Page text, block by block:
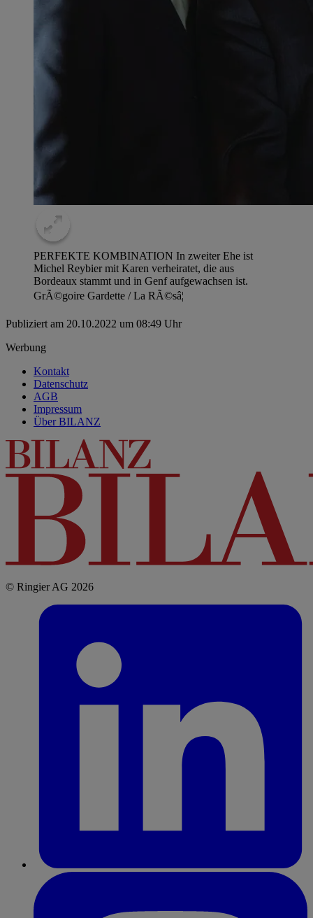
PERFEKTE KOMBINATION In zweiter Ehe ist
Michel Reybier mit Karen verheiratet, die aus
Bordeaux stammt und in Genf aufgewachsen ist.
GrÃ©goire Gardette / La RÃ©sâ¦
Publiziert am 20.10.2022 um 08:49 Uhr
Werbung
Kontakt
Datenschutz
AGB
Impressum
Über BILANZ
© Ringier AG 2026